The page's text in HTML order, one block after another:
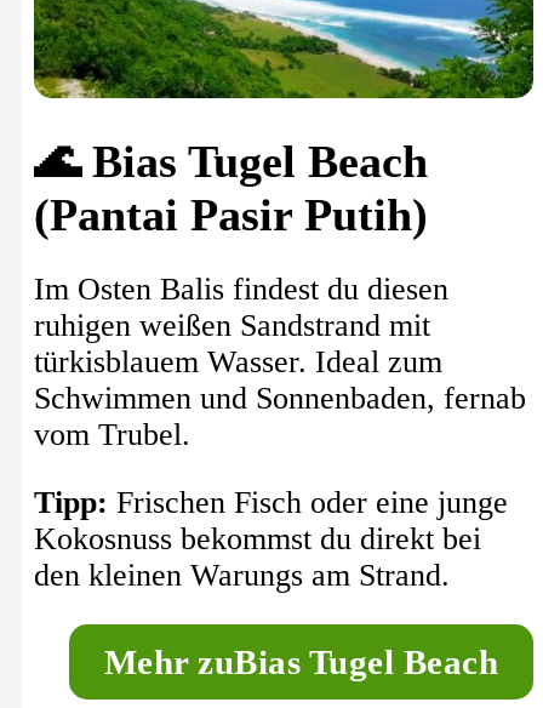
🌊 Bias Tugel Beach
(Pantai Pasir Putih)
Im Osten Balis findest du diesen
ruhigen weißen Sandstrand mit
türkisblauem Wasser. Ideal zum
Schwimmen und Sonnenbaden, fernab
vom Trubel.
Tipp: Frischen Fisch oder eine junge
Kokosnuss bekommst du direkt bei
den kleinen Warungs am Strand.
Mehr zuBias Tugel Beach